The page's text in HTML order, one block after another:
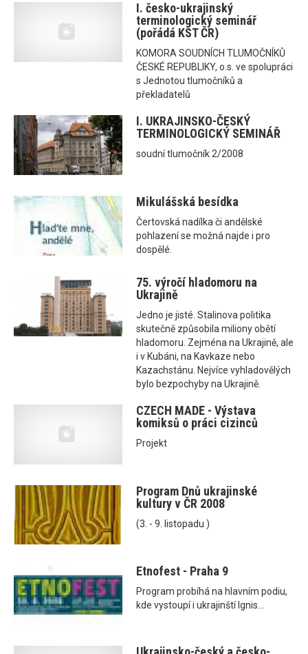
I. česko-ukrajinský
terminologický seminář
(pořádá KST ČR)
KOMORA SOUDNÍCH TLUMOČNÍKŮ
ČESKÉ REPUBLIKY, o.s. ve spolupráci
s Jednotou tlumočníků a
překladatelů
I. UKRAJINSKO-ČESKÝ
TERMINOLOGICKÝ SEMINÁŘ
soudní tlumočník 2/2008
Mikulášská besídka
Čertovská nadílka či andělské
pohlazení se možná najde i pro
dospělé.
75. výročí hladomoru na
Ukrajině
Jedno je jisté. Stalinova politika
skutečně způsobila miliony obětí
hladomoru. Zejména na Ukrajině, ale
i v Kubáni, na Kavkaze nebo
Kazachstánu. Nejvíce vyhladovělých
bylo bezpochyby na Ukrajině.
CZECH MADE - Výstava
komiksů o práci cizinců
Projekt
Program Dnů ukrajinské
kultury v ČR 2008
(3. - 9. listopadu )
Etnofest - Praha 9
Program probíhá na hlavním podiu,
kde vystoupí i ukrajinští Ignis...